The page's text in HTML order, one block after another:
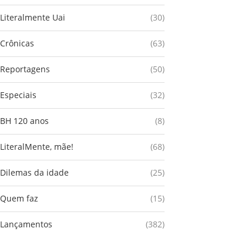
Literalmente Uai (30)
Crônicas (63)
Reportagens (50)
Especiais (32)
BH 120 anos (8)
LiteralMente, mãe! (68)
Dilemas da idade (25)
Quem faz (15)
Lançamentos (382)